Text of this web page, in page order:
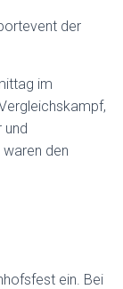
der
im
und
den
ein. Bei